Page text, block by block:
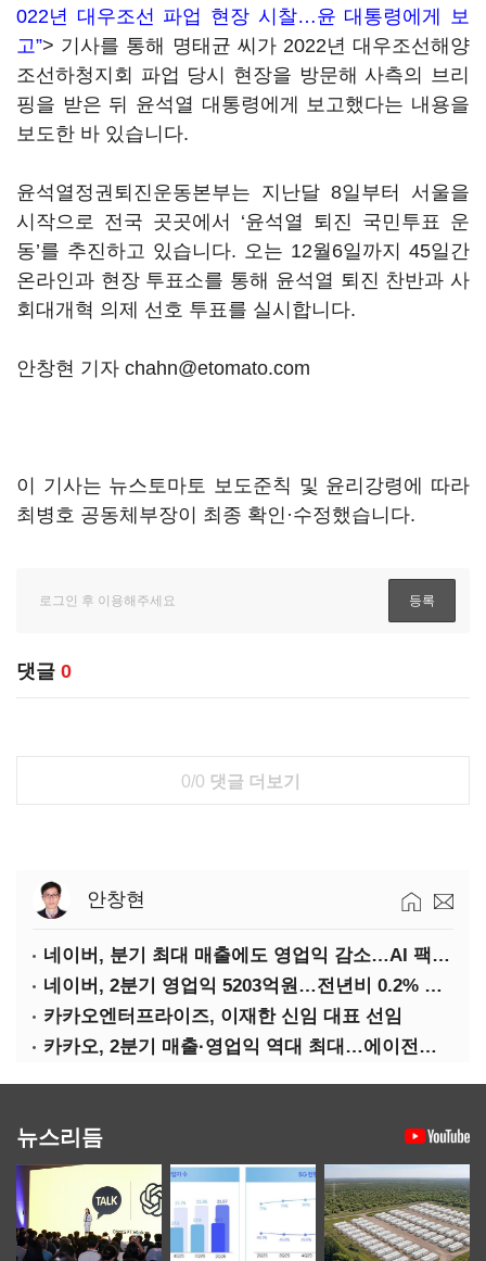
022년 대우조선 파업 현장 시찰…윤 대통령에게 보
고”> 기사를 통해 명태균 씨가 2022년 대우조선해양
조선하청지회 파업 당시 현장을 방문해 사측의 브리
핑을 받은 뒤 윤석열 대통령에게 보고했다는 내용을
보도한 바 있습니다.
윤석열정권퇴진운동본부는 지난달 8일부터 서울을
시작으로 전국 곳곳에서 ‘윤석열 퇴진 국민투표 운
동’를 추진하고 있습니다. 오는 12월6일까지 45일간
온라인과 현장 투표소를 통해 윤석열 퇴진 찬반과 사
회대개혁 의제 선호 투표를 실시합니다.
안창현 기자 chahn@etomato.com
이 기사는 뉴스토마토 보도준칙 및 윤리강령에 따라
최병호 공동체부장이 최종 확인·수정했습니다.
댓글 0
0/0 댓글 더보기
안창현
네이버, 분기 최대 매출에도 영업익 감소…AI 팩토리 속도
네이버, 2분기 영업익 5203억원…전년비 0.2% 감소
카카오엔터프라이즈, 이재한 신임 대표 선임
카카오, 2분기 매출·영업익 역대 최대…에이전트 AI 수익화 관건
뉴스리듬